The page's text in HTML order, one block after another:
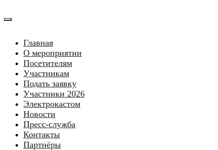
Главная
О мероприятии
Посетителям
Участникам
Подать заявку
Участники 2026
Электрокастом
Новости
Пресс-служба
Контакты
Партнёры